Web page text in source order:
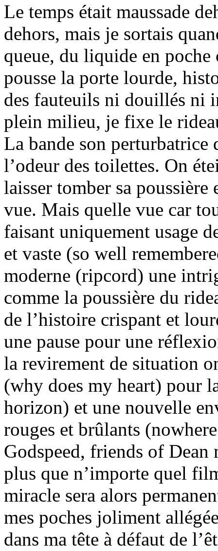
Le temps était maussade
dehors, mais je sortais
queue, du liquide en
pousse la porte lourde,
des fauteuils ni douillés ni
plein milieu, je fixe le
La bande son perturbatrice
l’odeur des toilettes. On
laisser tomber sa poussière
vue. Mais quelle vue car
faisant uniquement usage
et vaste (so well
moderne (ripcord) une
comme la poussière du
de l’histoire crispant et
une pause pour une
la revirement de situation
(why does my heart) pour
horizon) et une nouvelle
rouges et brûlants
Godspeed, friends of Dean
plus que n’importe quel
miracle sera alors
mes poches joliment
dans ma tête à défaut de